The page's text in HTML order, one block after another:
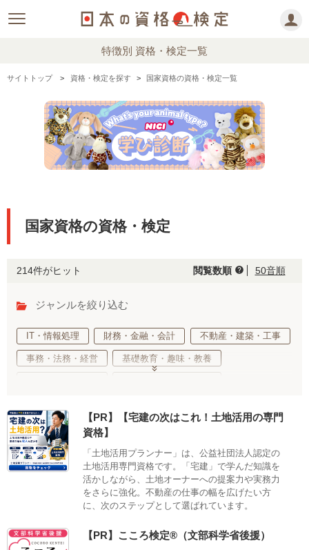
特徴別 資格・検定一覧
サイトトップ 資格・検定を探す 国家資格の資格・検定一覧
国家資格の資格・検定
214件がヒット 閲覧数順 help 50音順
ジャンルを絞り込む
IT・情報処理 財務・金融・会計 不動産・建築・工事
事務・法務・経営 基礎教育・趣味・教養
美容・ファッション デザイン・クリエイティブ
語学・国際ビジネス サステナブル・自然・環境・生物
生活・サービス・冠婚葬祭 車両・航空・船舶・無線
適性検査
【PR】【宅建の次はこれ！土地活用の専門
資格】
「土地活用プランナー」は、公益社団法人認定の
土地活用専門資格です。「宅建」で学んだ知識を
活かしながら、土地オーナーへの提案力や実務力
をさらに強化。不動産の仕事の幅を広げたい方
に、次のステップとして選ばれています。
【PR】こころ検定®（文部科学省後援）